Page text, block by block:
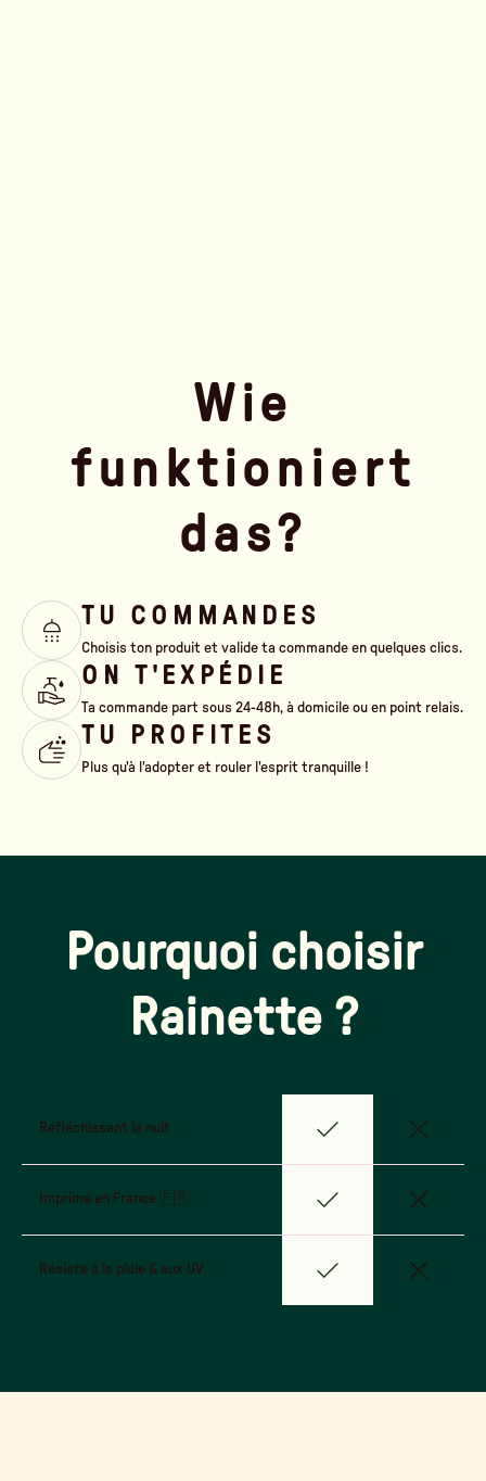
Wie
funktioniert
das?
TU COMMANDES
Choisis ton produit et valide ta commande en quelques clics.
ON T'EXPÉDIE
Ta commande part sous 24-48h, à domicile ou en point relais.
TU PROFITES
Plus qu'à l'adopter et rouler l'esprit tranquille !
Pourquoi choisir
Rainette ?
Réfléchissant la nuit
Imprimé en France 🇫🇷
Résiste à la pluie & aux UV